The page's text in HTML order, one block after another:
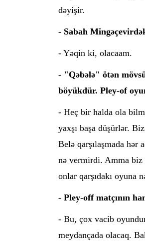
dəyişir.
- Sabah
- Yəqin ki, olacaam.
- "Qəbələ" ötən
böyükdür. Pley-of
- Heç bir halda ola
yaxşı başa düşürlər.
Belə qarşılaşmada hər
nə vermirdi. Amma biz
onlar qarşıdakı oyuna
- Pley-off matçının
- Bu, çox vacib
meydançada olacaq.